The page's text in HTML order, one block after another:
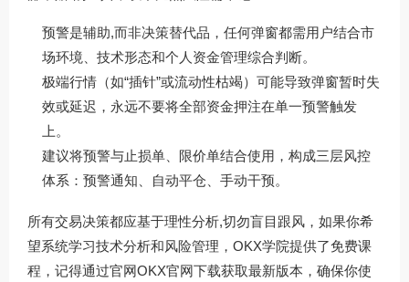
预警是辅助,而非决策替代品，任何弹窗都需用户结合市
场环境、技术形态和个人资金管理综合判断。
极端行情（如“插针”或流动性枯竭）可能导致弹窗暂时失
效或延迟，永远不要将全部资金押注在单一预警触发
上。
建议将预警与止损单、限价单结合使用，构成三层风控
体系：预警通知、自动平仓、手动干预。
所有交易决策都应基于理性分析,切勿盲目跟风，如果你希
望系统学习技术分析和风险管理，OKX学院提供了免费课
程，记得通过官网OKX官网下载获取最新版本，确保你使